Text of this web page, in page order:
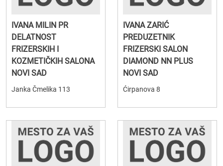
IVANA MILIN PR
DELATNOST
FRIZERSKIH I
KOZMETIČKIH SALONA
NOVI SAD
Janka Čmelika 113
IVANA ZARIĆ
PREDUZETNIK
FRIZERSKI SALON
DIAMOND NN PLUS
NOVI SAD
Ćirpanova 8